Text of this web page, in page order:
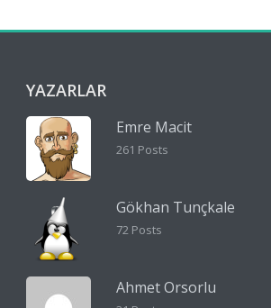
YAZARLAR
Emre Macit
261 Posts
Gökhan Tunçkale
72 Posts
Ahmet Orsorlu